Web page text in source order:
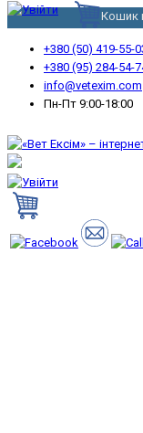
Кошик
+380 (50) 419-55-
+380 (95) 284-54-
info@vetexim.com
Пн-Пт 9:00-18:00